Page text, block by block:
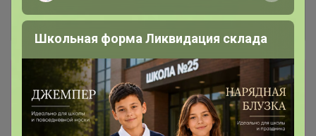
Сбор заказов в данной закупке
завершен
Перейти к текущей закупке
Школьная форма Ликвидация склада